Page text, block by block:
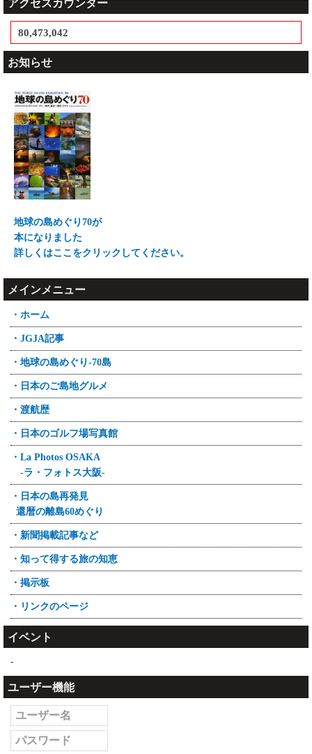
80,473,042
お知らせ
地球の島めぐり70が
本になりました
詳しくはここをクリックしてください。
メインメニュー
・ホーム
・JGJA記事
・地球の島めぐり-70島
・日本のご島地グルメ
・渡航歴
・日本のゴルフ場写真館
・La Photos OSAKA
-ラ・フォトス大阪-
・日本の島再発見
還暦の離島60めぐり
・新聞掲載記事など
・知って得する旅の知恵
・掲示板
・リンクのページ
イベント
-
ユーザー機能